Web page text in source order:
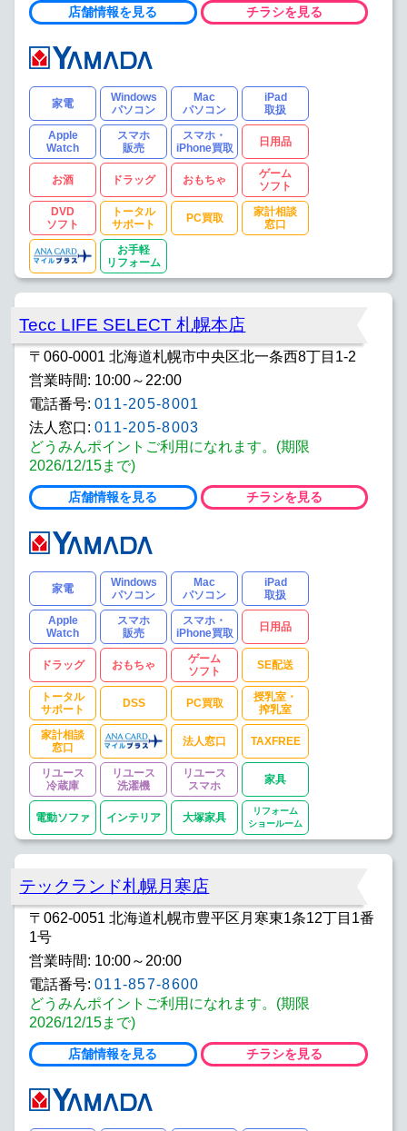
店舗情報を見る チラシを見る
家電
Windows
パソコン
Mac
パソコン
iPad
取扱
Apple
Watch
スマホ
販売
スマホ・
iPhone買取
日用品
お酒 ドラッグ おもちゃ
ゲーム
ソフト
DVD
ソフト
トータル
サポート
PC買取
家計相談
窓口
お手軽
リフォーム
Tecc LIFE SELECT 札幌本店
〒060-0001 北海道札幌市中央区北一条西8丁目1-2
営業時間: 10:00～22:00
電話番号: 011-205-8001
法人窓口: 011-205-8003
どうみんポイントご利用になれます。(期限
2026/12/15まで)
店舗情報を見る チラシを見る
家電
Windows
パソコン
Mac
パソコン
iPad
取扱
Apple
Watch
スマホ
販売
スマホ・
iPhone買取
日用品
ドラッグ おもちゃ
ゲーム
ソフト
SE配送
トータル
サポート
DSS PC買取
授乳室・
搾乳室
家計相談
窓口
法人窓口 TAXFREE
リユース
冷蔵庫
リユース
洗濯機
リユース
スマホ
家具
電動ソファ インテリア 大塚家具
リフォーム
ショールーム
テックランド札幌月寒店
〒062-0051 北海道札幌市豊平区月寒東1条12丁目1番
1号
営業時間: 10:00～20:00
電話番号: 011-857-8600
どうみんポイントご利用になれます。(期限
2026/12/15まで)
店舗情報を見る チラシを見る